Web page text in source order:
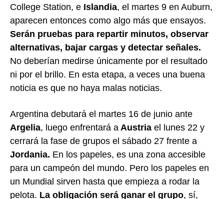
College Station, e Islandia, el martes 9 en Auburn,
aparecen entonces como algo más que ensayos.
Serán pruebas para repartir minutos, observar
alternativas, bajar cargas y detectar señales.
No deberían medirse únicamente por el resultado
ni por el brillo. En esta etapa, a veces una buena
noticia es que no haya malas noticias.
Argentina debutará el martes 16 de junio ante
Argelia, luego enfrentará a Austria el lunes 22 y
cerrará la fase de grupos el sábado 27 frente a
Jordania. En los papeles, es una zona accesible
para un campeón del mundo. Pero los papeles en
un Mundial sirven hasta que empieza a rodar la
pelota. La obligación será ganar el grupo, sí,